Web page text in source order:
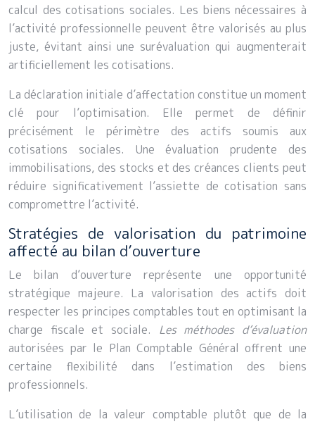
calcul des cotisations sociales. Les biens nécessaires à
l’activité professionnelle peuvent être valorisés au plus
juste, évitant ainsi une surévaluation qui augmenterait
artificiellement les cotisations.
La déclaration initiale d’affectation constitue un moment
clé pour l’optimisation. Elle permet de définir
précisément le périmètre des actifs soumis aux
cotisations sociales. Une évaluation prudente des
immobilisations, des stocks et des créances clients peut
réduire significativement l’assiette de cotisation sans
compromettre l’activité.
Stratégies de valorisation du patrimoine
affecté au bilan d’ouverture
Le bilan d’ouverture représente une opportunité
stratégique majeure. La valorisation des actifs doit
respecter les principes comptables tout en optimisant la
charge fiscale et sociale. Les méthodes d’évaluation
autorisées par le Plan Comptable Général offrent une
certaine flexibilité dans l’estimation des biens
professionnels.
L’utilisation de la valeur comptable plutôt que de la